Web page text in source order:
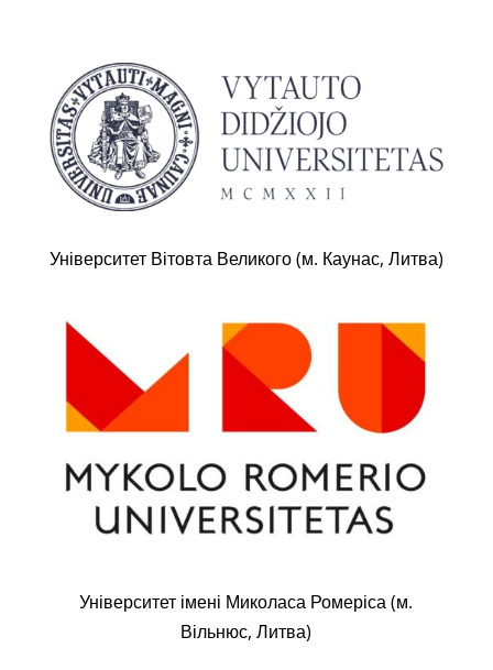
Університет Вітовта Великого (м. Каунас, Литва)
Університет імені Миколаса Ромеріса (м.
Вільнюс, Литва)